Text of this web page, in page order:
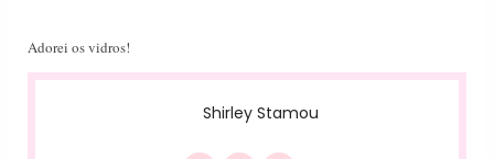
Adorei os vidros!
Shirley Stamou